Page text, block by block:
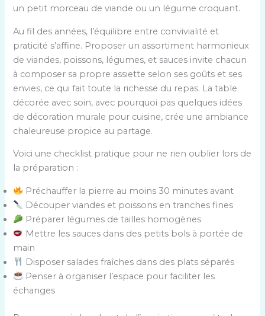
s
i
q
u
e
s
p
o
u
r
a
c
o
m
p
a
g
n
e
un petit morceau de viande ou un légume croquant.
Au fil des années, l’équilibre entre convivialité et
praticité s’affine. Proposer un assortiment harmonieux
de viandes, poissons, légumes, et sauces invite chacun
à composer sa propre assiette selon ses goûts et ses
envies, ce qui fait toute la richesse du repas. La table
décorée avec soin, avec pourquoi pas quelques idées
de décoration murale pour cuisine, crée une ambiance
chaleureuse propice au partage.
Voici une checklist pratique pour ne rien oublier lors de
la préparation :
Préchauffer la pierre au moins 30 minutes avant
Découper viandes et poissons en tranches fines
Préparer légumes de tailles homogènes
Mettre les sauces dans des petits bols à portée de
main
Disposer salades fraîches dans des plats séparés
Penser à organiser l’espace pour faciliter les
échanges